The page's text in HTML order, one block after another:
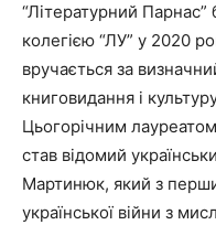
“Літературний
колегією “ЛУ” у 2020
вручається за
книговидання і
Цьогорічним
став відомий
Мартинюк, який з
української війни з